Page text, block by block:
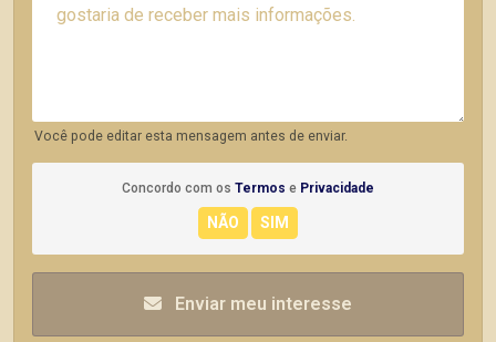
Você pode editar esta mensagem antes de enviar.
Concordo com os Termos e Privacidade
Enviar meu interesse